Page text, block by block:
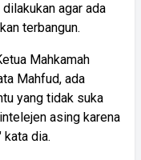
agar ada
terbangun.
Mahkamah
Mahfud, ada
yang tidak suka
asing karena
kata dia.